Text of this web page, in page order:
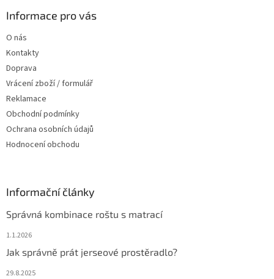
Informace pro vás
O nás
Kontakty
Doprava
Vrácení zboží / formulář
Reklamace
Obchodní podmínky
Ochrana osobních údajů
Hodnocení obchodu
Informační články
Správná kombinace roštu s matrací
1.1.2026
Jak správně prát jerseové prostěradlo?
29.8.2025